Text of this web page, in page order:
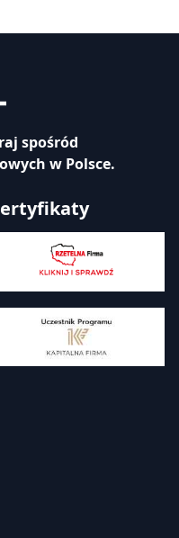
spośród
w Polsce.